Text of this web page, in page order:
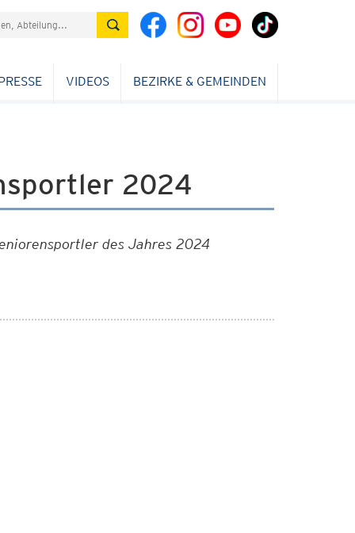
VIDEOS BEZIRKE & GEMEINDEN
2024
des Jahres 2024